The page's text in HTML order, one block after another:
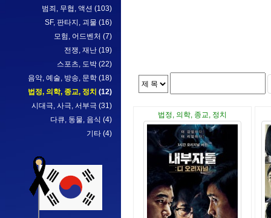
범죄, 무협, 액션 (103)
SF, 판타지, 괴물 (16)
모험, 어드벤처 (7)
전쟁, 재난 (19)
스포츠, 도박 (22)
음악, 예술, 방송, 문학 (18)
법정, 의학, 종교, 정치 (12)
시대극, 사극, 서부극 (31)
다큐, 동물, 음식 (4)
기타 (4)
법정, 의학, 종교, 정치